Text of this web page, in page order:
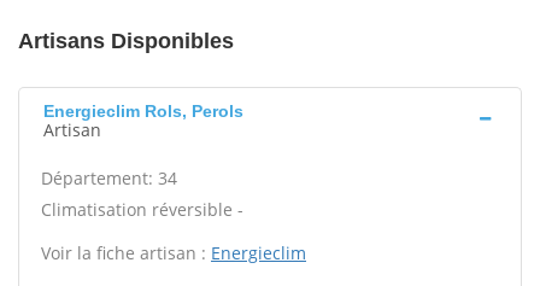
Artisans Disponibles
Energieclim Rols, Perols
Artisan
Département: 34
Climatisation réversible -
Voir la fiche artisan : Energieclim